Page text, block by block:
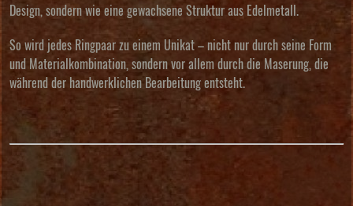
Design, sondern wie eine gewachsene Struktur aus Edelmetall.
So wird jedes Ringpaar zu einem Unikat – nicht nur durch seine Form
und Materialkombination, sondern vor allem durch die Maserung, die
während der handwerklichen Bearbeitung entsteht.